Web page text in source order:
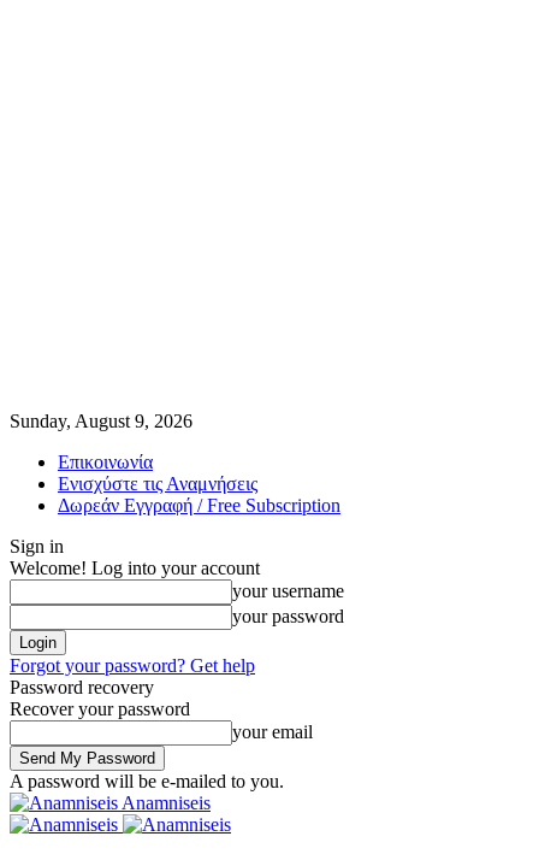
Sunday, August 9, 2026
Επικοινωνία
Ενισχύστε τις Αναμνήσεις
Δωρεάν Εγγραφή / Free Subscription
Sign in
Welcome! Log into your account
your username
your password
Forgot your password? Get help
Password recovery
Recover your password
your email
A password will be e-mailed to you.
Anamniseis